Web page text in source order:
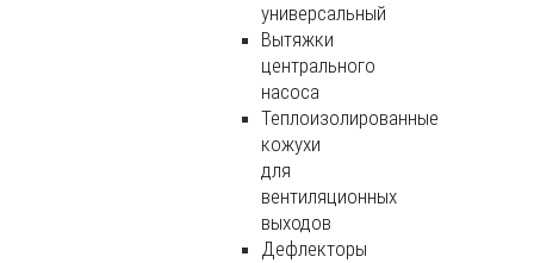
универсальный
Вытяжки
центрального
насоса
Теплоизолированные
кожухи
для
вентиляционных
выходов
Дефлекторы